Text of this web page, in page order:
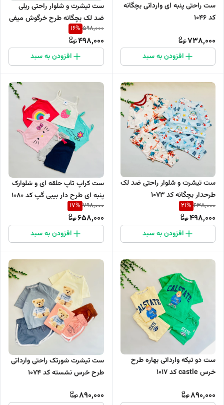
ست راحتی پنبه ای وارداتی بچگانه
کد 1046
738,000
افزودن به سبد
ست تیشرت و شلوار راحتی ریلی
ضد لک بچگانه طرح خرگوش میفی
کد 1035
598,000
16%
498,000
افزودن به سبد
ست تیشرت و شلوار راحتی ضد لک
طرحدار بچگانه کد 1073
638,000
21%
498,000
افزودن به سبد
ست کراپ تاپ حلقه ای و شلوارک
پنبه ای طرح دار بیبی گپ کد 1080
798,000
17%
658,000
افزودن به سبد
ست دو تیکه وارداتی بهاره طرح
خرس castle کد 1017
890,000
ست تیشرت شورتک راحتی وارداتی
طرح خرس نشسته کد 1074
890,000